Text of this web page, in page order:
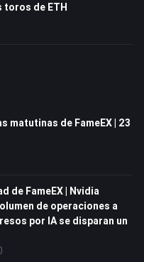
de ETH
matutinas de FameEX | 23
de FameEX | Nvidia
de operaciones a
por IA se disparan un